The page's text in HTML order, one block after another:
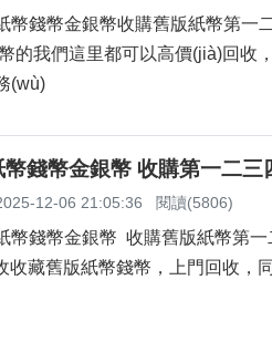
錢幣金銀幣收購舊版紙幣第一
這里都可以高價(jià)回收，
(wù)
錢幣金銀幣 收購第一二
12-06 21:05:36 閱讀(5806)
錢幣金銀幣 收購舊版紙幣第一
舊版紙幣錢幣，上門回收，同